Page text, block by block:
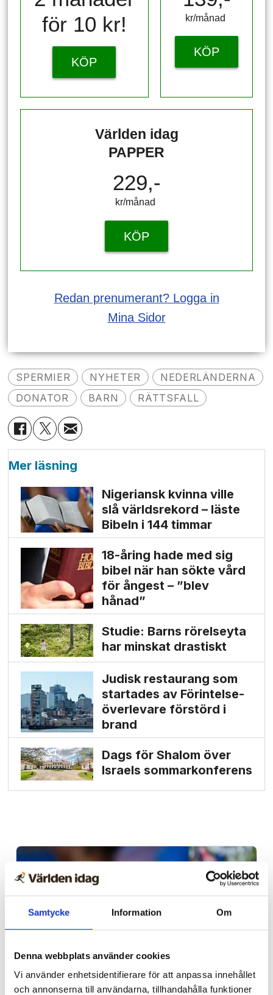
Samtycke Information Om
Denna webbplats använder cookies
Vi använder enhetsidentifierare för att anpassa innehållet
och annonserna till användarna, tillhandahålla funktioner
för 10 kr!
KÖP
kr/månad ​​​​​​
KÖP
Världen idag
PAPPER
229,-
kr/månad ​​​​​​
KÖP
Redan prenumerant? Logga in
Mina Sidor
SPERMIER NYHETER
NEDERLÄNDERNA
DONATOR
BARN RÄTTSFALL
Mer läsning
Nigeriansk kvinna ville
slå världs­rekord – läste
Bibeln i 144 timmar
18-åring hade med sig
bibel när han sökte vård
för ångest – ”blev
hånad”
Studie: Barns rörelseyta
har minskat drastiskt
Judisk restaurang som
startades av Förintelse­
överlevare förstörd i
brand
Dags för Shalom över
Israels sommarkonferens
Afrika